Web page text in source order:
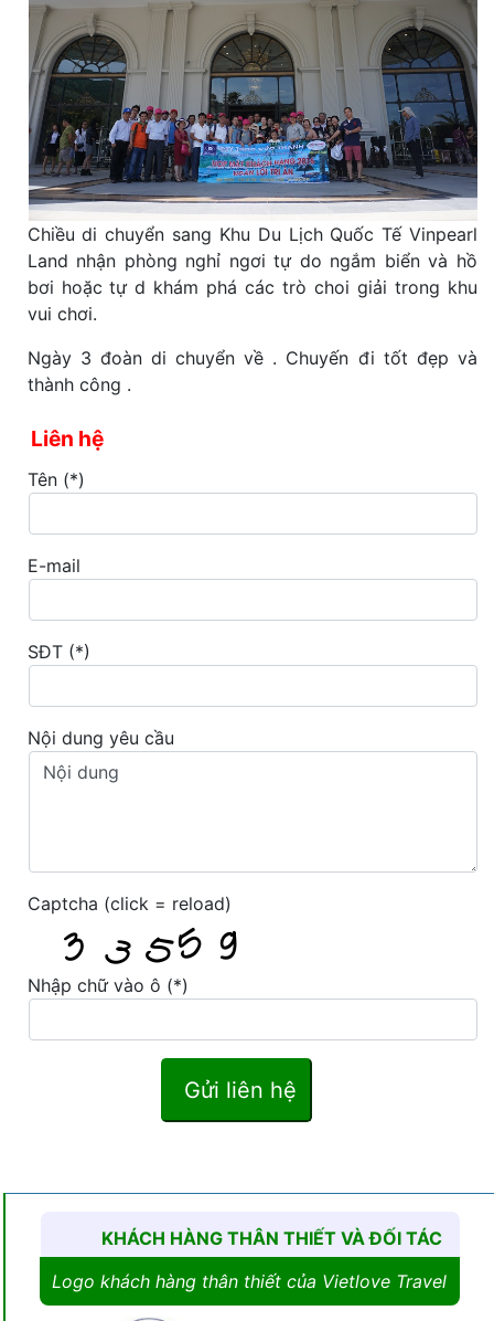
Chiều di chuyển sang Khu Du Lịch Quốc Tế Vinpearl
Land nhận phòng nghỉ ngơi tự do ngắm biển và hồ
bơi hoặc tự d khám phá các trò choi giải trong khu
vui chơi.
Ngày 3 đoàn di chuyển về . Chuyến đi tốt đẹp và
thành công .
Liên hệ
Tên (*)
E-mail
SĐT (*)
Nội dung yêu cầu
Captcha (click = reload)
Nhập chữ vào ô (*)
Gửi liên hệ
KHÁCH HÀNG THÂN THIẾT VÀ ĐỐI TÁC
Logo khách hàng thân thiết của Vietlove Travel